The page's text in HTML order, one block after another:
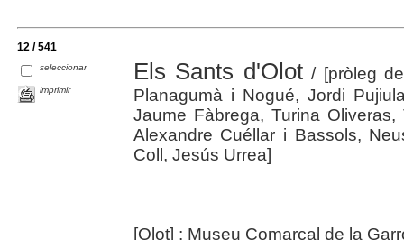
12 / 541
seleccionar
imprimir
Els Sants d'Olot / [pròleg
Planagumà i Nogué, Jordi
Jaume Fàbrega, Turina
Alexandre Cuéllar i Bassols,
Coll, Jesús Urrea]
[Olot] : Museu Comarcal de la